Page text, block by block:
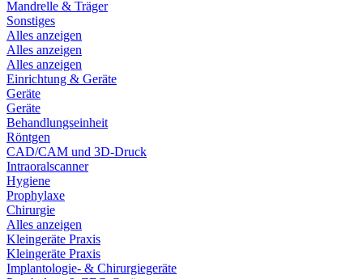
Mandrelle & Träger
Sonstiges
Alles anzeigen
Alles anzeigen
Alles anzeigen
Einrichtung & Geräte
Geräte
Geräte
Behandlungseinheit
Röntgen
CAD/CAM und 3D-Druck
Intraoralscanner
Hygiene
Prophylaxe
Chirurgie
Alles anzeigen
Kleingeräte Praxis
Kleingeräte Praxis
Implantologie- & Chirurgiegeräte